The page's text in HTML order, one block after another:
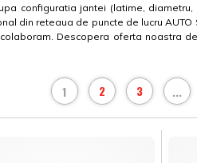
configuratia jantei (latime,
din reteaua de puncte de lucru
Descopera oferta noastra
1 2 3 ...